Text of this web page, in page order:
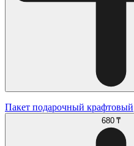
Пакет подарочный крафтовый
680 ₸